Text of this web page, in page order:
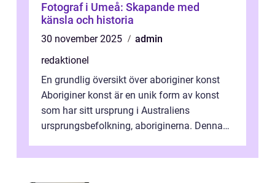
Fotograf i Umeå: Skapande med
känsla och historia
30 november 2025
admin
redaktionel
En grundlig översikt över aboriginer konst
Aboriginer konst är en unik form av konst
som har sitt ursprung i Australiens
ursprungsbefolkning, aboriginerna. Denna